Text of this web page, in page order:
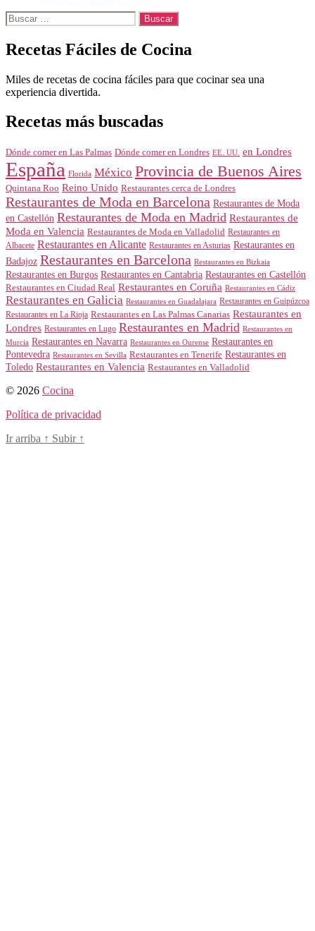
Buscar:
Recetas Fáciles de Cocina
Miles de recetas de cocina fáciles para que cocinar sea una
experiencia divertida.
Recetas más buscadas
Dónde comer en Las Palmas Dónde comer en Londres EE. UU. en Londres
España Florida México Provincia de Buenos Aires
Quintana Roo Reino Unido Restaurantes cerca de Londres
Restaurantes de Moda en Barcelona Restaurantes de Moda
en Castellón Restaurantes de Moda en Madrid Restaurantes de
Moda en Valencia Restaurantes de Moda en Valladolid Restaurantes en
Albacete Restaurantes en Alicante Restaurantes en Asturias Restaurantes en
Badajoz Restaurantes en Barcelona Restaurantes en Bizkaia
Restaurantes en Burgos Restaurantes en Cantabria Restaurantes en Castellón
Restaurantes en Ciudad Real Restaurantes en Coruña Restaurantes en Cádiz
Restaurantes en Galicia Restaurantes en Guadalajara Restaurantes en Guipúzcoa
Restaurantes en La Rioja Restaurantes en Las Palmas Canarias Restaurantes en
Londres Restaurantes en Lugo Restaurantes en Madrid Restaurantes en
Murcia Restaurantes en Navarra Restaurantes en Ourense Restaurantes en
Pontevedra Restaurantes en Sevilla Restaurantes en Tenerife Restaurantes en
Toledo Restaurantes en Valencia Restaurantes en Valladolid
© 2026 Cocina
Política de privacidad
Ir arriba ↑ Subir ↑